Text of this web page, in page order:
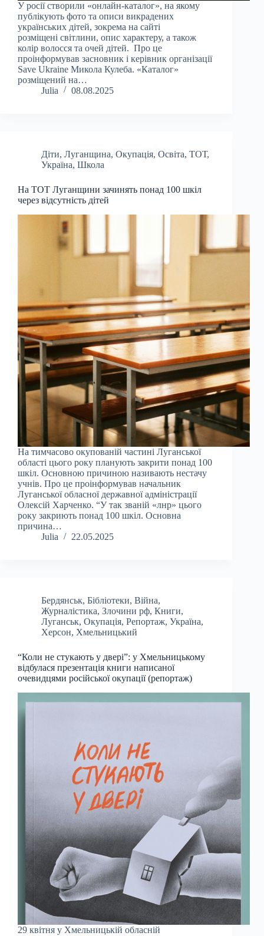
У росії створили «онлайн-каталог», на якому
публікують фото та описи викрадених
українських дітей, зокрема на сайті
розміщені світлини, опис характеру, а також
колір волосся та очей дітей. Про це
проінформував засновник і керівник організації
Save Ukraine Микола Кулеба. «Каталог»
розміщений на…
Julia
08.08.2025
Діти, Луганщина, Окупація, Освіта, ТОТ,
Україна, Школа
На ТОТ Луганщини зачинять понад 100 шкіл
через відсутність дітей
На тимчасово окупованій частині Луганської
області цього року планують закрити понад 100
шкіл. Основною причиною називають нестачу
учнів. Про це проінформував начальник
Луганської обласної державної адміністрації
Олексій Харченко. “У так званій «лнр» цього
року закриють понад 100 шкіл. Основна
причина…
Julia
22.05.2025
Бердянськ, Бібліотеки, Війна,
Журналістика, Злочини рф, Книги,
Луганськ, Окупація, Репортаж, Україна,
Херсон, Хмельницький
“Коли не стукають у двері”: у Хмельницькому
відбулася презентація книги написаної
очевидцями російської окупації (репортаж)
29 квітня у Хмельницькій обласній